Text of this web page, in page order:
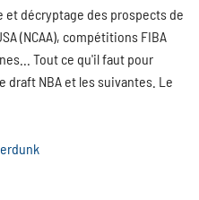
et décryptage des prospects de
(NCAA), compétitions FIBA
Tout ce qu'il faut pour
draft NBA et les suivantes. Le